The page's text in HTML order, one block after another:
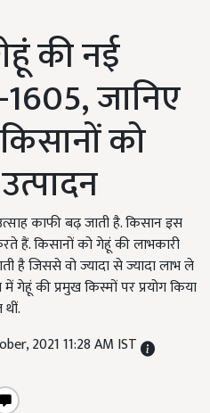
की नई
जानिए
को
काफी बढ़ जाती है. किसान इस
हैं. किसानों को गेहूं की लाभकारी
है जिससे वो ज्यादा से ज्यादा लाभ ले
गेहूं की प्रमुख किस्मों पर प्रयोग किया
2021 11:28 AM IST